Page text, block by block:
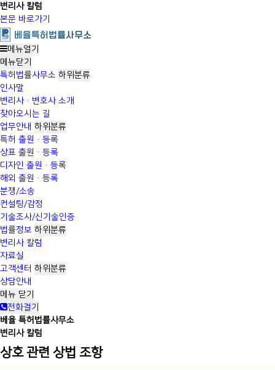
변리사 칼럼
본문 바로가기
메뉴열기
메뉴닫기
특허법률사무소 하위분류
인사말
변리사·변호사 소개
찾아오시는 길
업무안내 하위분류
특허 출원·등록
상표 출원·등록
디자인 출원·등록
해외 출원·등록
분쟁/소송
컨설팅/감정
기술조사/신기술인증
법률정보 하위분류
변리사 칼럼
자료실
고객센터 하위분류
상담안내
메뉴 닫기
전화걸기
베율 특허법률사무소
변리사 칼럼
상호 관련 상법 조항